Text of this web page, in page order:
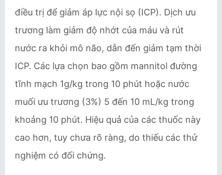
điều trị để giảm áp lực nội sọ (ICP). Dịch ưu
trương làm giảm độ nhớt của máu và rút
nước ra khỏi mô não, dẫn đến giảm tạm thời
ICP. Các lựa chọn bao gồm mannitol đường
tĩnh mạch 1g/kg trong 10 phút hoặc nước
muối ưu trương (3%) 5 đến 10 mL/kg trong
khoảng 10 phút. Hiệu quả của các thuốc này
cao hơn, tuy chưa rõ ràng, do thiếu các thử
nghiệm có đối chứng.